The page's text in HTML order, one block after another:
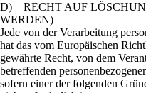
D) RECHT AUF
WERDEN)
Jede von der Verarbeitung
hat das vom Europäischen
gewährte Recht, von dem
betreffenden
sofern einer der folgenden